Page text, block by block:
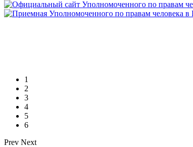
1
2
3
4
5
6
Prev Next